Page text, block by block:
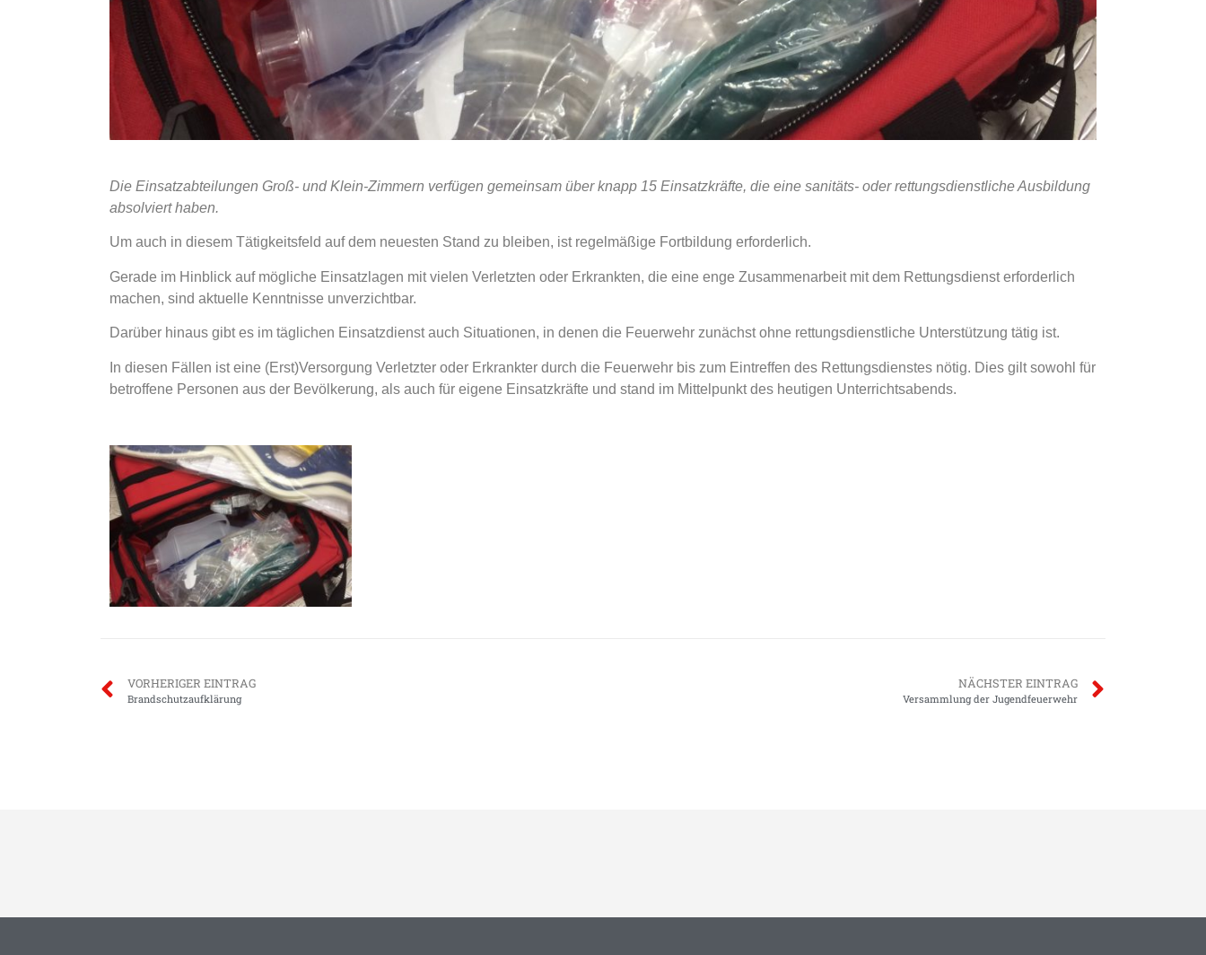
Die Einsatzabteilungen Groß- und Klein-Zimmern verfügen gemeinsam über knapp 15 Einsatzkräfte, die eine sanitäts- oder rettungsdienstliche Ausbildung
absolviert haben.
Um auch in diesem Tätigkeitsfeld auf dem neuesten Stand zu bleiben, ist regelmäßige Fortbildung erforderlich.
Gerade im Hinblick auf mögliche Einsatzlagen mit vielen Verletzten oder Erkrankten, die eine enge Zusammenarbeit mit dem Rettungsdienst erforderlich
machen, sind aktuelle Kenntnisse unverzichtbar.
Darüber hinaus gibt es im täglichen Einsatzdienst auch Situationen, in denen die Feuerwehr zunächst ohne rettungsdienstliche Unterstützung tätig ist.
In diesen Fällen ist eine (Erst)Versorgung Verletzter oder Erkrankter durch die Feuerwehr bis zum Eintreffen des Rettungsdienstes nötig. Dies gilt sowohl für
betroffene Personen aus der Bevölkerung, als auch für eigene Einsatzkräfte und stand im Mittelpunkt des heutigen Unterrichtsabends.
VORHERIGER EINTRAG
Brandschutzaufklärung
NÄCHSTER EINTRAG
Versammlung der Jugendfeuerwehr